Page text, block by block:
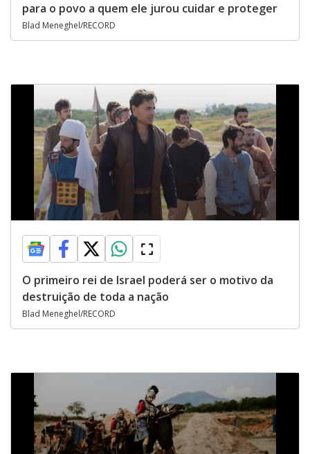
para o povo a quem ele jurou cuidar e proteger
Blad Meneghel/RECORD
O primeiro rei de Israel poderá ser o motivo da
destruição de toda a nação
Blad Meneghel/RECORD